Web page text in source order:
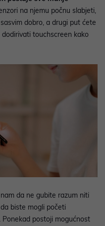
na njemu počnu slabjeti,
dobro, a drugi put ćete
​​touchscreen kako
da ne gubite razum niti
biste mogli početi
postoji mogućnost